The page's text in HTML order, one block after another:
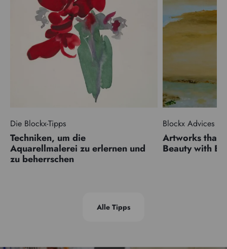
Die Blockx-Tipps
Techniken, um die
Aquarellmalerei zu erlernen und
zu beherrschen
Blockx Advices
Artworks that
Beauty with
Alle Tipps